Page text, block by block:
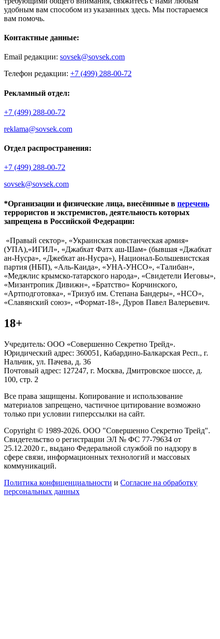
удобным вам способом из указанных здесь. Мы постараемся
вам помочь.
Контактные данные:
Email редакции: sovsek@sovsek.com
Телефон редакции: +7 (499) 288-00-72
Рекламный отдел:
+7 (499) 288-00-72
reklama@sovsek.com
Отдел распространения:
+7 (499) 288-00-72
sovsek@sovsek.com
*Организации и физические лица, внесённные в перечень
террористов и экстремистов, деятельность которых
запрещена в Российской Федерации:
«Правый сектор», «Украинская повстанческая армия»
(УПА),«ИГИЛ», «Джабхат Фатх аш-Шам» (бывшая «Джабхат
ан-Нусра», «Джебхат ан-Нусра»), Национал-Большевистская
партия (НБП), «Аль-Каида», «УНА-УНСО», «Талибан»,
«Меджлис крымско-татарского народа», «Свидетели Иеговы»,
«Мизантропик Дивижн», «Братство» Корчинского,
«Артподготовка», «Тризуб им. Степана Бандеры», «НСО»,
«Славянский союз», «Формат-18», Дуров Павел Валерьевич.
18+
Учредитель: ООО «Совершенно Секретно Трейд».
Юридический адрес: 360051, Кабардино-Балкарская Респ., г.
Нальчик, ул. Пачева, д. 36
Почтовый адрес: 127247, г. Москва, Дмитровское шоссе, д.
100, стр. 2
Все права защищены. Копирование и использование
материалов запрещено, частичное цитирование возможно
только при условии гиперссылки на сайт.
Copyright © 1989-2026. ООО "Совершенно Секретно Трейд".
Свидетельство о регистрации ЭЛ № ФС 77-79634 от
25.12.2020 г., выдано Федеральной службой по надзору в
сфере связи, информационных технологий и массовых
коммуникаций.
Политика конфиценциальности и Согласие на обработку
персональных данных